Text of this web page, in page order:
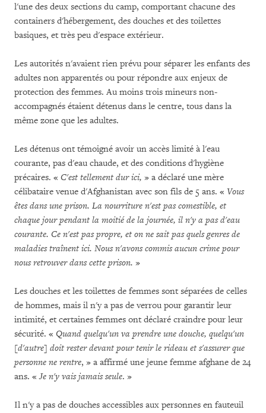
l'une des deux sections du camp, comportant chacune des
containers d'hébergement, des douches et des toilettes
basiques, et très peu d'espace extérieur.
Les autorités n'avaient rien prévu pour séparer les enfants des
adultes non apparentés ou pour répondre aux enjeux de
protection des femmes. Au moins trois mineurs non-
accompagnés étaient détenus dans le centre, tous dans la
même zone que les adultes.
Les détenus ont témoigné avoir un accès limité à l'eau
courante, pas d'eau chaude, et des conditions d'hygiène
précaires. « C'est tellement dur ici, » a déclaré une mère
célibataire venue d'Afghanistan avec son fils de 5 ans. « Vous
êtes dans une prison. La nourriture n'est pas comestible, et
chaque jour pendant la moitié de la journée, il n'y a pas d'eau
courante. Ce n'est pas propre, et on ne sait pas quels genres de
maladies traînent ici. Nous n'avons commis aucun crime pour
nous retrouver dans cette prison. »
Les douches et les toilettes de femmes sont séparées de celles
de hommes, mais il n'y a pas de verrou pour garantir leur
intimité, et certaines femmes ont déclaré craindre pour leur
sécurité. « Quand quelqu'un va prendre une douche, quelqu'un
[d'autre] doit rester devant pour tenir le rideau et s'assurer que
personne ne rentre, » a affirmé une jeune femme afghane de 24
ans. « Je n'y vais jamais seule. »
Il n'y a pas de douches accessibles aux personnes en fauteuil